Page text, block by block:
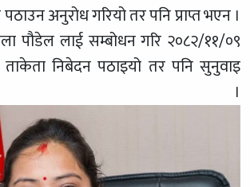
अनुरोध गरियो तर पनि प्राप्त भएन ।
पौडेल लाई सम्बोधन गरि २०८२/११/०९
निबेदन पठाइयो तर पनि सुनुवाइ
।